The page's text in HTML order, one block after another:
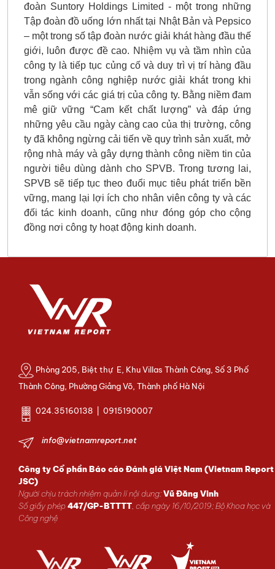
đoàn Suntory Holdings Limited - một trong những
Tập đoàn đồ uống lớn nhất tại Nhật Bản và Pepsico
– một trong số tập đoàn nước giải khát hàng đầu thế
giới, luôn được đề cao. Nhiệm vụ và tầm nhìn của
công ty là tiếp tục củng cố và duy trì vị trí hàng đầu
trong ngành công nghiệp nước giải khát trong khi
vẫn sống với các giá trị của công ty. Bằng niềm đam
mê giữ vững “Cam kết chất lượng” và đáp ứng
những yêu cầu ngày càng cao của thị trường, công
ty đã không ngừng cải tiến về quy trình sản xuất, mở
rộng nhà máy và gây dựng thành công niềm tin của
người tiêu dùng dành cho SPVB. Trong tương lai,
SPVB sẽ tiếp tục theo đuổi mục tiêu phát triển bền
vững, mang lại lợi ích cho nhân viên công ty và các
đối tác kinh doanh, cũng như đóng góp cho cộng
đồng nơi công ty hoạt động kinh doanh.
Phòng 205, Biệt thự E, Khu Villas Thành Công, Số 3 Phố
Thành Công, Phường Giảng Võ, Thành phố Hà Nội
024.35160138 | 0915190007
info@vietnamreport.net
Công ty Cổ phần Báo cáo Đánh giá Việt Nam (Vietnam Report
JSC)
Người chịu trách nhiệm quản lí nội dung:Vũ Đăng Vinh
Số giấy phép447/GP-BTTTT, cấp ngày 16/10/2019; Bộ Khoa học và
Công nghệ